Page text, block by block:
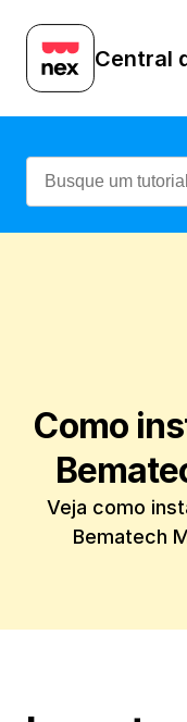
Central
Como
Veja como
Bematech